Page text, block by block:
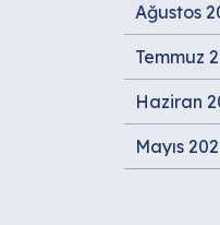
Ağustos
Temmuz
Haziran
Mayıs